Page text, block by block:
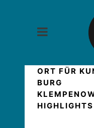
ORT FÜR
BURG
HIGHLIGHTS